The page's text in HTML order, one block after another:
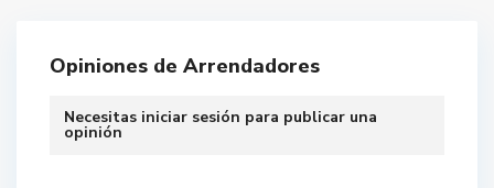
Opiniones de Arrendadores
Necesitas iniciar sesión para publicar una
opinión